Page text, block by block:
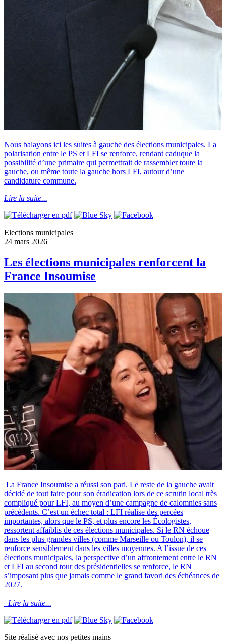
Nous balayons ici les suites à gauche des élections municipales. La
polarisation entre le PS et LFI se renforce, rendant caduque la
possibilité d’une primaire qui permettrait de rassembler toute la
gauche, ou même toute la gauche hors LFI, autour d’une
candidature commune.
Lire la suite...
Elections municipales
24 mars 2026
Les élections municipales renforcent la
France Insoumise
La France Insoumise a réussi son pari. Le reste de la gauche avait
décidé de tout faire pour son éradication lors de ce scrutin local très
compliqué pour LFI, au moyen d’une campagne de calomnies sans
précédents. C’est un échec total : LFI réalise des percées
importantes, alors que le PS, et plus encore les Écologistes,
ressortent affaiblis de ces élections municipales. Si le RN échoue
dans les plus grandes villes (comme Marseille ou Toulon), il se
renforce sensiblement dans les villes moyennes. A l’issue de ces
élections municipales, la perspective d’un affrontement entre le RN
et LFI au second tour des présidentielles se renforce, le RN
s’imposant plus que jamais comme le grand favori des échéances de
2027.
Lire la suite...
Site réalisé avec nos petites mains